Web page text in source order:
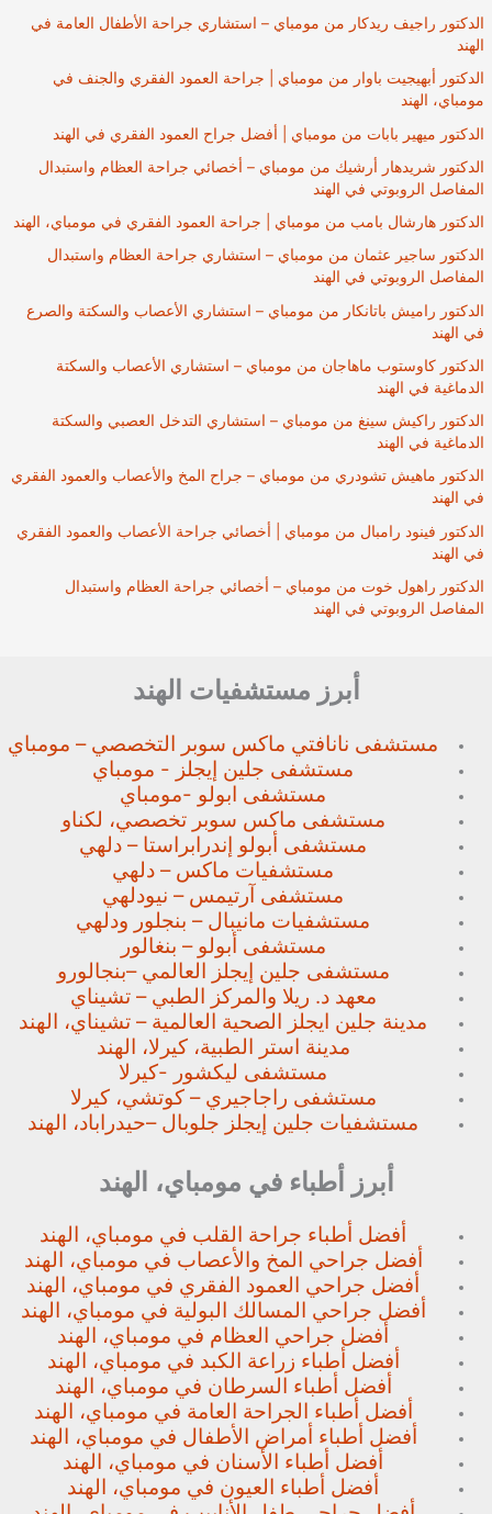
الدكتور راجيف ريدكار من مومباي – استشاري جراحة الأطفال العامة في
الهند
الدكتور أبهيجيت باوار من مومباي | جراحة العمود الفقري والجنف في
مومباي، الهند
الدكتور ميهير بابات من مومباي | أفضل جراح العمود الفقري في الهند
الدكتور شريدهار أرشيك من مومباي – أخصائي جراحة العظام واستبدال
المفاصل الروبوتي في الهند
الدكتور هارشال بامب من مومباي | جراحة العمود الفقري في مومباي، الهند
الدكتور ساجير عثمان من مومباي – استشاري جراحة العظام واستبدال
المفاصل الروبوتي في الهند
الدكتور راميش باتانكار من مومباي – استشاري الأعصاب والسكتة والصرع
في الهند
الدكتور كاوستوب ماهاجان من مومباي – استشاري الأعصاب والسكتة
الدماغية في الهند
الدكتور راكيش سينغ من مومباي – استشاري التدخل العصبي والسكتة
الدماغية في الهند
الدكتور ماهيش تشودري من مومباي – جراح المخ والأعصاب والعمود الفقري
في الهند
الدكتور فينود رامبال من مومباي | أخصائي جراحة الأعصاب والعمود الفقري
في الهند
الدكتور راهول خوت من مومباي – أخصائي جراحة العظام واستبدال
المفاصل الروبوتي في الهند
أبرز مستشفيات الهند
مستشفى نانافتي ماكس سوبر التخصصي – مومباي
مستشفى جلين إيجلز - مومباي
مستشفى ابولو -مومباي
مستشفى ماكس سوبر تخصصي، لكناو
مستشفى أبولو إندرابراستا – دلهي
مستشفيات ماكس – دلهي
مستشفى آرتيمس – نيودلهي
مستشفيات مانيبال – بنجلور ودلهي
مستشفى أبولو – بنغالور
مستشفى جلين إيجلز العالمي –بنجالورو
معهد د. ريلا والمركز الطبي – تشيناي
مدينة جلين ايجلز الصحية العالمية – تشيناي، الهند
مدينة استر الطبية، كيرلا، الهند
مستشفى ليكشور -كيرلا
مستشفى راجاجيري – كوتشي، كيرلا
مستشفيات جلين إيجلز جلوبال –حيدراباد، الهند
أبرز أطباء في مومباي، الهند
أفضل أطباء جراحة القلب في مومباي، الهند
أفضل جراحي المخ والأعصاب في مومباي، الهند
أفضل جراحي العمود الفقري في مومباي، الهند
أفضل جراحي المسالك البولية في مومباي، الهند
أفضل جراحي العظام في مومباي، الهند
أفضل أطباء زراعة الكبد في مومباي، الهند
أفضل أطباء السرطان في مومباي، الهند
أفضل أطباء الجراحة العامة في مومباي، الهند
أفضل أطباء أمراض الأطفال في مومباي، الهند
أفضل أطباء الأسنان في مومباي، الهند
أفضل أطباء العيون في مومباي، الهند